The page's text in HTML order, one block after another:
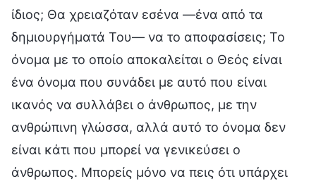
ίδιος; Θα χρειαζόταν εσένα —ένα από τα
δημιουργήματά Του— να το αποφασίσεις; Το
όνομα με το οποίο αποκαλείται ο Θεός είναι
ένα όνομα που συνάδει με αυτό που είναι
ικανός να συλλάβει ο άνθρωπος, με την
ανθρώπινη γλώσσα, αλλά αυτό το όνομα δεν
είναι κάτι που μπορεί να γενικεύσει ο
άνθρωπος. Μπορείς μόνο να πεις ότι υπάρχει